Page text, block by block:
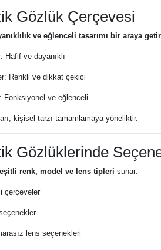
Gözlük Çerçevesi
ve eğlenceli tasarımı bir araya
Hafif ve dayanıklı
Renkli ve dikkat çekici
Fonksiyonel ve eğlenceli
kişisel tarzı tamamlamaya yöneliktir.
Gözlüklerinde
renk, model ve lens tipleri sunar:
çerçeveler
lens seçenekleri